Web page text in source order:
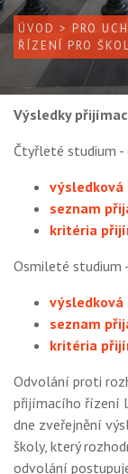
ÚVOD > PRO
ŘÍZENÍ PRO
Výsledky
Čtyřleté studium
seznam
kritéria
Osmileté studium
seznam
kritéria
Odvolání proti
přijímacího řízení
dne zveřejnění
školy, který
odvolání